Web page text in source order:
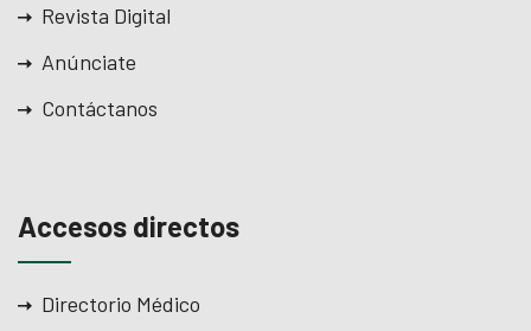
Revista Digital
Anúnciate
Contáctanos
Accesos directos
Directorio Médico